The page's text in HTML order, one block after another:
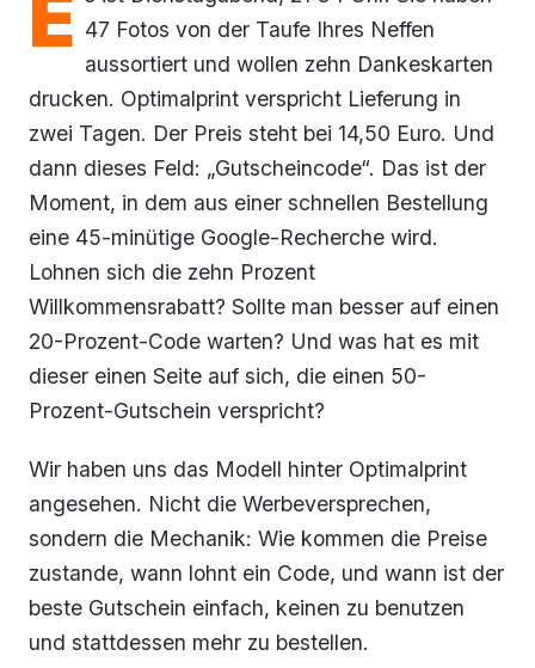
E 47 Fotos von der Taufe Ihres Neffen
aussortiert und wollen zehn Dankeskarten
drucken. Optimalprint verspricht Lieferung in
zwei Tagen. Der Preis steht bei 14,50 Euro. Und
dann dieses Feld: „Gutscheincode“. Das ist der
Moment, in dem aus einer schnellen Bestellung
eine 45-minütige Google-Recherche wird.
Lohnen sich die zehn Prozent
Willkommensrabatt? Sollte man besser auf einen
20-Prozent-Code warten? Und was hat es mit
dieser einen Seite auf sich, die einen 50-
Prozent-Gutschein verspricht?
Wir haben uns das Modell hinter Optimalprint
angesehen. Nicht die Werbeversprechen,
sondern die Mechanik: Wie kommen die Preise
zustande, wann lohnt ein Code, und wann ist der
beste Gutschein einfach, keinen zu benutzen
und stattdessen mehr zu bestellen.